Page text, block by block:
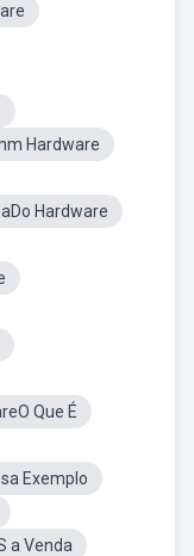
Hardware
Hardware
Que É
Exemplo
a Venda